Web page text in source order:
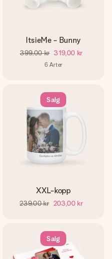
ItsieMe - Bunny
399,00 kr 319,00 kr
6 Arter
Salg
XXL-kopp
239,00 kr 203,00 kr
Salg